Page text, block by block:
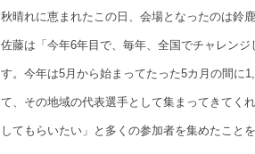
秋晴れに恵まれたこの日、会場となったのは鈴
佐藤は「今年6年目で、毎年、全国でチャレン
す。今年は5月から始まってたった5カ月の間に
て、その地域の代表選手として集まってきてく
してもらいたい」と多くの参加者を集めたこと